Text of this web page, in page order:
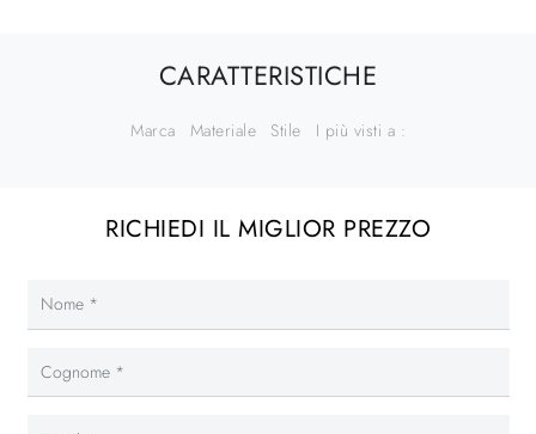
CARATTERISTICHE
Marca Materiale Stile I più visti a :
RICHIEDI IL MIGLIOR PREZZO